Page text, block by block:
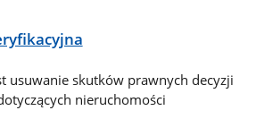
usuwanie skutków prawnych decyzji
nieruchomości